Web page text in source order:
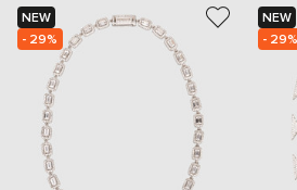
NEW
- 29%
NEW
- 29%